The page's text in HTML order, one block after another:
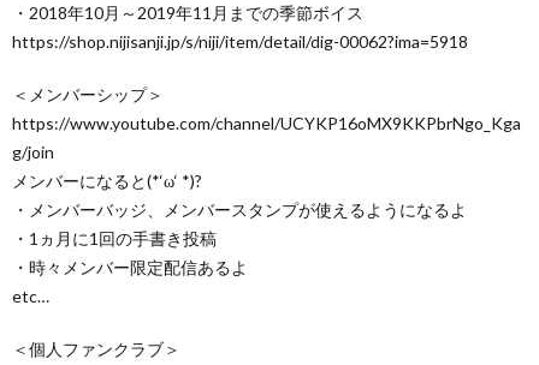
・2018年10月～2019年11月までの季節ボイス
https://shop.nijisanji.jp/s/niji/item/detail/dig-00062?ima=5918
＜メンバーシップ＞
https://www.youtube.com/channel/UCYKP16oMX9KKPbrNgo_Kga
g/join
メンバーになると(*‘ω‘ *)?
・メンバーバッジ、メンバースタンプが使えるようになるよ
・1ヵ月に1回の手書き投稿
・時々メンバー限定配信あるよ
etc…
＜個人ファンクラブ＞